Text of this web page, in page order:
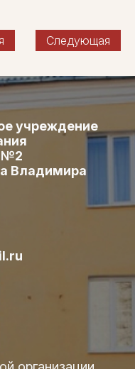
Следующая
учреждение
№2
Владимира